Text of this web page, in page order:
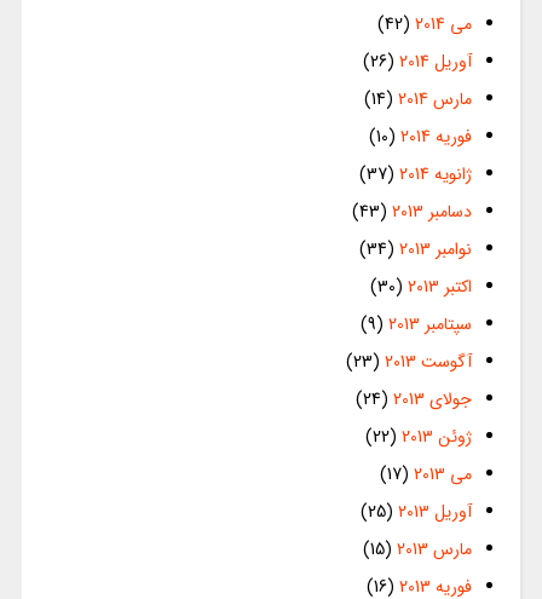
می 2014
(42)
آوریل 2014
(26)
مارس 2014
(14)
فوریه 2014
(10)
ژانویه 2014
(37)
دسامبر 2013
(43)
نوامبر 2013
(34)
اکتبر 2013
(30)
سپتامبر 2013
(9)
آگوست 2013
(23)
جولای 2013
(24)
ژوئن 2013
(22)
می 2013
(17)
آوریل 2013
(25)
مارس 2013
(15)
فوریه 2013
(16)